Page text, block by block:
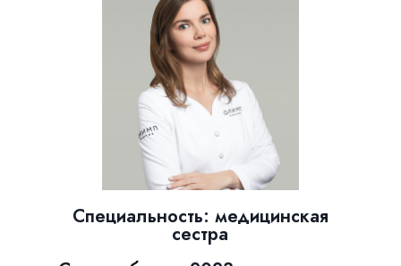
Специальность: медицинская
сестра